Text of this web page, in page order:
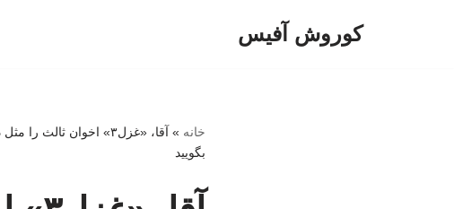
کوروش آفیس
خانه »
آقا، «غزل۳» اخوان
بگویید